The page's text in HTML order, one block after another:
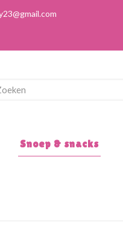
Snoep & snacks